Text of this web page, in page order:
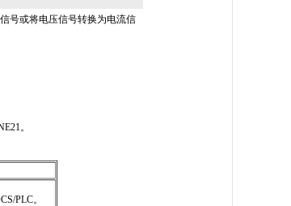
号或将电压信号转换为电流信
。
PLC。